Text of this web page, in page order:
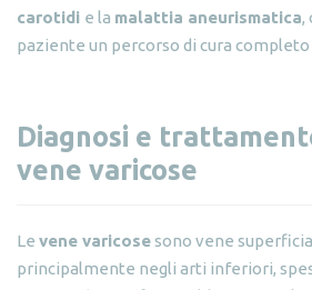
carotidi e la malattia aneurismatica,
paziente un percorso di cura
Diagnosi e
vene varicose
Le vene varicosesono vene
principalmente negli arti inferiori,